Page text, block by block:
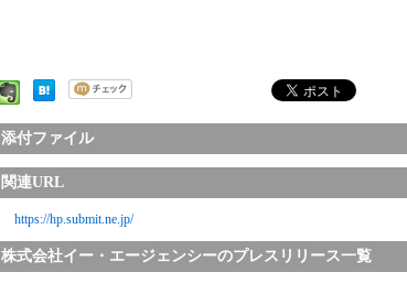
添付ファイル
関連URL
https://hp.submit.ne.jp/
株式会社イー・エージェンシーのプレスリリース一覧